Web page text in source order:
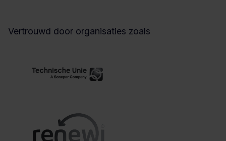
Vertrouwd door organisaties zoals